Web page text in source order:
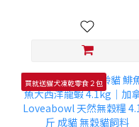
買就送貓犬凍乾零食２包